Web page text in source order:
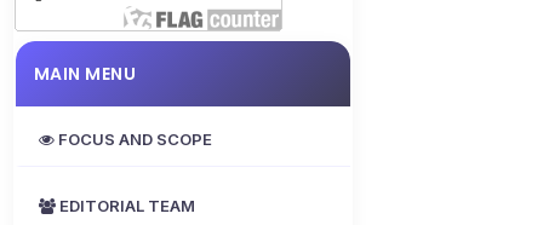
MAIN MENU
FOCUS AND SCOPE
EDITORIAL TEAM